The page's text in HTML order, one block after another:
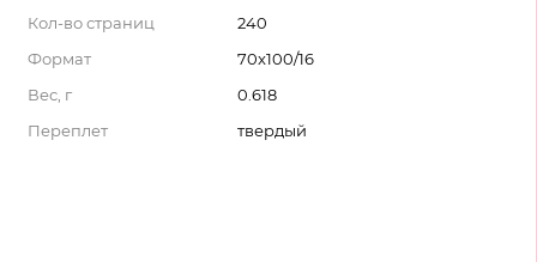
Кол-во страниц
240
Формат
70x100/16
Вес, г
0.618
Переплет
твердый